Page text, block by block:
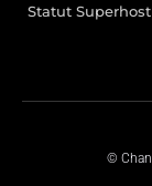
Statut Superhost
©